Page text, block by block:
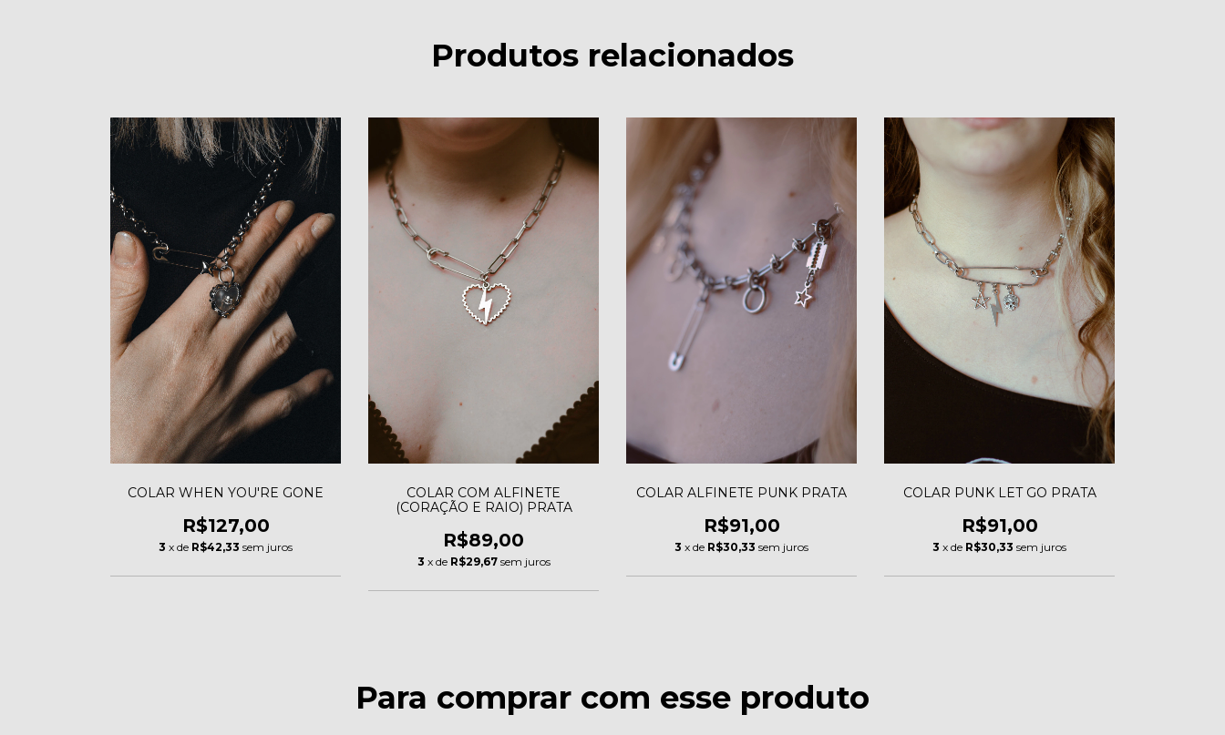
Produtos relacionados
COLAR WHEN YOU'RE GONE
R$127,00
3 x de R$42,33 sem juros
COLAR COM ALFINETE
(CORAÇÃO E RAIO) PRATA
R$89,00
3 x de R$29,67 sem juros
COLAR ALFINETE PUNK PRATA
R$91,00
3 x de R$30,33 sem juros
COLAR PUNK LET GO PRATA
R$91,00
3 x de R$30,33 sem juros
Para comprar com esse produto